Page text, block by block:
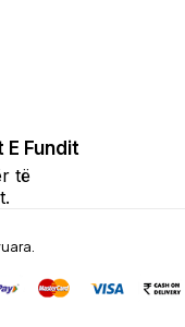
E Fundit
të